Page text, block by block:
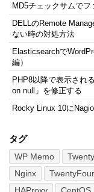
MD5チェックサムで
DELLのRemote
ない時の対処方法
Elasticsearchで
編）
PHP8以降で表示され
on null」を修正する
Rocky Linux 10に
タグ
WP Memo
Nginx